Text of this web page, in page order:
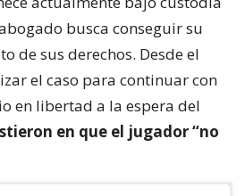
busca conseguir su
de sus derechos. Desde el
el caso para continuar con
en libertad a la espera del
en que el jugador “no